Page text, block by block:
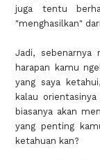
juga tentu
"menghasilkan"
Jadi, sebenarnya
harapan kamu
yang saya
kalau
biasanya akan
yang penting
ketahuan kan?